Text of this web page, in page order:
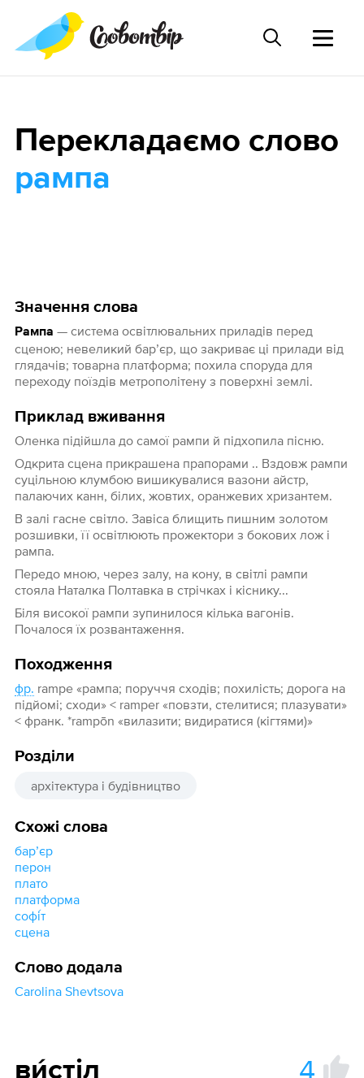
Значення слова
Рампа — система освітлювальних приладів перед
сценою; невеликий бар’єр, що закриває ці прилади від
глядачів; товарна платформа; похила споруда для
переходу поїздів метрополітену з поверхні землі.
Приклад вживання
Оленка підійшла до самої рампи й підхопила пісню.
Одкрита сцена прикрашена прапорами .. Вздовж рампи
суцільною клумбою вишикувалися вазони айстр,
палаючих канн, білих, жовтих, оранжевих хризантем.
В залі гасне світло. Завіса блищить пишним золотом
розшивки, її освітлюють прожектори з бокових лож і
рампа.
Передо мною, через залу, на кону, в світлі рампи
стояла Наталка Полтавка в стрічках і кіснику...
Біля високої рампи зупинилося кілька вагонів.
Почалося їх розвантаження.
Походження
фр. rampe «рампа; поруччя сходів; похилість; дорога на
підйомі; сходи» < ramper «повзти, стелитися; плазувати»
< франк. *rampōn «вилазити; видиратися (кігтями)»
Розділи
архітектура і будівництво
Схожі слова
барʼєр
перон
плато
платформа
софі́т
сцена
Слово додала
Carolina Shevtsova
Перекладаємо слово
рампа
ви́стіл 4